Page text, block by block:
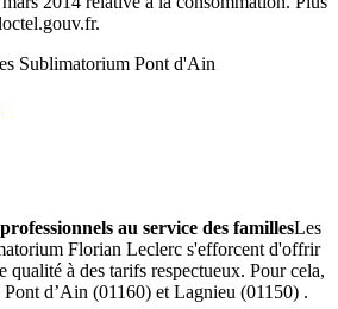
Sublimatorium Pont d'Ain
au service des famillesLes
Florian Leclerc s'efforcent d'offrir
qualité à des tarifs respectueux. Pour cela,
Pont d’Ain (01160) et Lagnieu (01150) .